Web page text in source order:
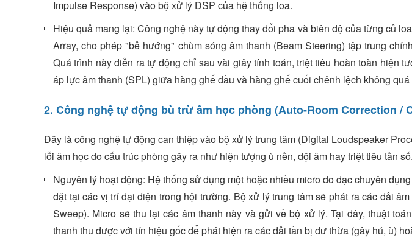
Impulse Response) vào bộ xử lý DSP của hệ thống loa.
Hiệu quả mang lại: Công nghệ này tự động thay đổi pha và biên độ của từng củ
Array, cho phép "bẻ hướng" chùm sóng âm thanh (Beam Steering) tập trung
Quá trình này diễn ra tự động chỉ sau vài giây tính toán, triệt tiêu hoàn toàn hiện
áp lực âm thanh (SPL) giữa hàng ghế đầu và hàng ghế cuối chênh lệch không quá
2. Công nghệ tự động bù trừ âm học phòng (Auto-Room Correction /
Đây là công nghệ tự động can thiệp vào bộ xử lý trung tâm (Digital Loudspeaker
lỗi âm học do cấu trúc phòng gây ra như hiện tượng ù nền, dội âm hay triệt tiêu tần số.
Nguyên lý hoạt động: Hệ thống sử dụng một hoặc nhiều micro đo đạc chuyên
đặt tại các vị trí đại diện trong hội trường. Bộ xử lý trung tâm sẽ phát ra các dải
Sweep). Micro sẽ thu lại các âm thanh này và gửi về bộ xử lý. Tại đây, thuật
thanh thu được với tín hiệu gốc để phát hiện ra các dải tần bị dư thừa (gây hú, ù)